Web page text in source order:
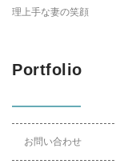
理上手な妻の笑顔
Portfolio
お問い合わせ